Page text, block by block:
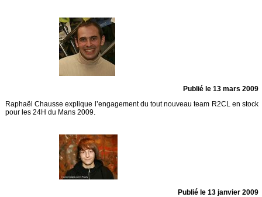
Publié le 13 mars 2009
Raphaël Chausse explique l’engagement du tout nouveau team R2CL en stock
pour les 24H du Mans 2009.
Publié le 13 janvier 2009